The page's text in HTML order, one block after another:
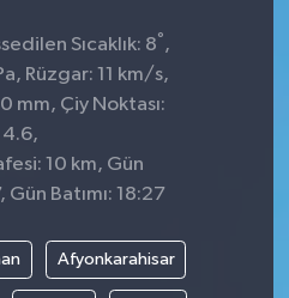
Sıcaklık: 8° ,
Rüzgar: 11 km/s,
mm, Çiy Noktası:
4.6,
10 km, Gün
Batımı: 18:27
Afyonkarahisar